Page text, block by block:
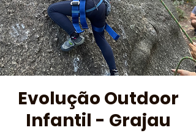
Evolução Outdoor
Infantil - Grajau